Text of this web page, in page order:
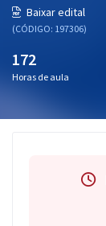
Baixar edital
(CÓDIGO: 197306)
172
Horas de aula